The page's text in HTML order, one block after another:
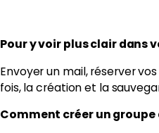
Pour y voir plus clair dans
Envoyer un mail, réserver
fois, la création et la
Comment créer un groupe